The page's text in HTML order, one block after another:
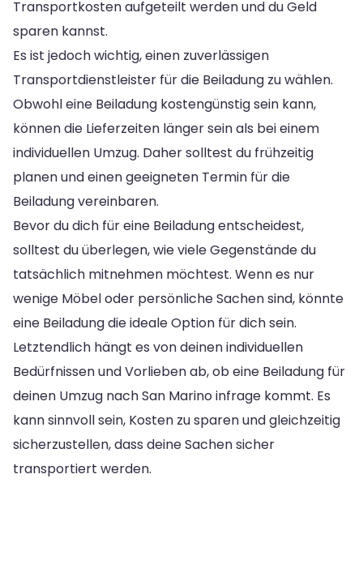
Transportkosten aufgeteilt werden und du Geld
sparen kannst.
Es ist jedoch wichtig, einen zuverlässigen
Transportdienstleister für die Beiladung zu wählen.
Obwohl eine Beiladung kostengünstig sein kann,
können die Lieferzeiten länger sein als bei einem
individuellen Umzug. Daher solltest du frühzeitig
planen und einen geeigneten Termin für die
Beiladung vereinbaren.
Bevor du dich für eine Beiladung entscheidest,
solltest du überlegen, wie viele Gegenstände du
tatsächlich mitnehmen möchtest. Wenn es nur
wenige Möbel oder persönliche Sachen sind, könnte
eine Beiladung die ideale Option für dich sein.
Letztendlich hängt es von deinen individuellen
Bedürfnissen und Vorlieben ab, ob eine Beiladung für
deinen Umzug nach San Marino infrage kommt. Es
kann sinnvoll sein, Kosten zu sparen und gleichzeitig
sicherzustellen, dass deine Sachen sicher
transportiert werden.